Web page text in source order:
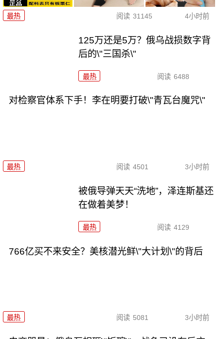
最热 阅读 31145 4小时前
125万还是5万？俄乌战损数字背
后的\"三国杀\"
最热 阅读 6488
对检察官体系下手！李在明要打破\"青瓦台魔咒\"
最热 阅读 4501 3小时前
被俄导弹天天“洗地”，泽连斯基还
在做着美梦！
最热 阅读 4129
766亿买不来安全？美核潜光鲜\"大计划\"的背后
最热 阅读 5081 3小时前